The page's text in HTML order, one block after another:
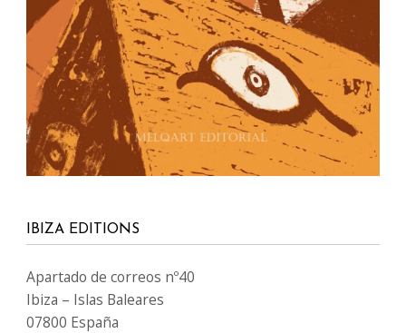
IBIZA EDITIONS
Apartado de correos nº40
Ibiza – Islas Baleares
07800 España